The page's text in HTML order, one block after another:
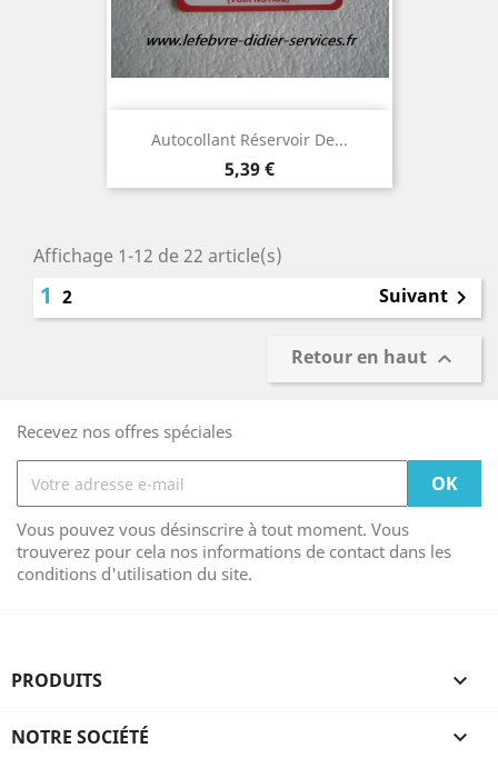
Autocollant Réservoir De...
Prix
5,39 €
Affichage 1-12 de 22 article(s)
1 2 Suivant 
Retour en haut 
Recevez nos offres spéciales
Vous pouvez vous désinscrire à tout moment. Vous
trouverez pour cela nos informations de contact dans les
conditions d'utilisation du site.
PRODUITS 
NOTRE SOCIÉTÉ 